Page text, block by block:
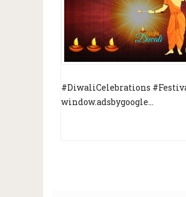
#DiwaliCelebrations
window.adsbygoogle...